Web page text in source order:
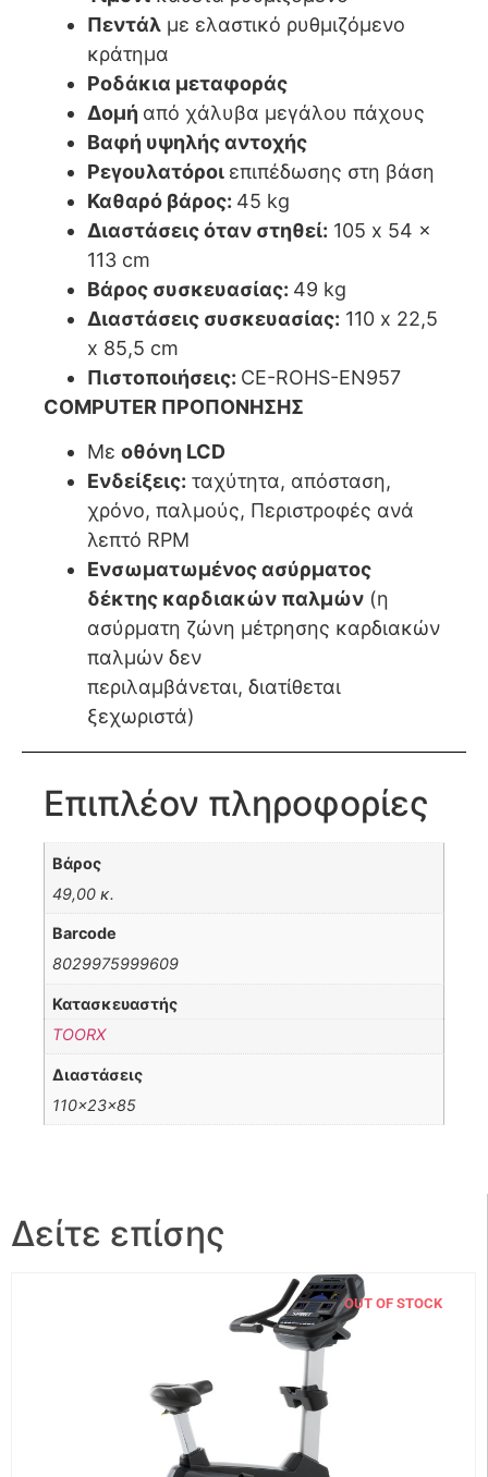
Δείτε επίσης
OUT OF STOCK
Πεντάλ με ελαστικό ρυθμιζόμενο
κράτημα
Ροδάκια μεταφοράς
Δομή από χάλυβα μεγάλου πάχους
Βαφή υψηλής αντοχής
Ρεγουλατόροι επιπέδωσης στη βάση
Καθαρό βάρος: 45 kg
Διαστάσεις όταν στηθεί: 105 x 54 x
113 cm
Βάρος συσκευασίας: 49 kg
Διαστάσεις συσκευασίας: 110 x 22,5
x 85,5 cm
Πιστοποιήσεις: CE-ROHS-EN957
COMPUTER ΠΡΟΠΟΝΗΣΗΣ
Με οθόνη LCD
Ενδείξεις: ταχύτητα, απόσταση,
χρόνο, παλμούς, Περιστροφές ανά
λεπτό RPM
Ενσωματωμένος ασύρματος
δέκτης καρδιακών παλμών (η
ασύρματη ζώνη μέτρησης καρδιακών
παλμών δεν
περιλαμβάνεται, διατίθεται
ξεχωριστά)
Επιπλέον πληροφορίες
Βάρος
49,00 κ.
Barcode
8029975999609
Κατασκευαστής
TOORX
Διαστάσεις
110x23x85